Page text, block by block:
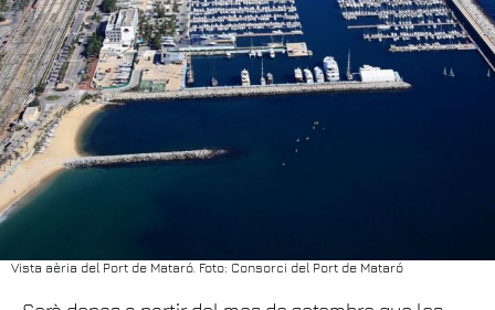
Vista aèria del Port de Mataró. Foto: Consorci del Port de Mataró